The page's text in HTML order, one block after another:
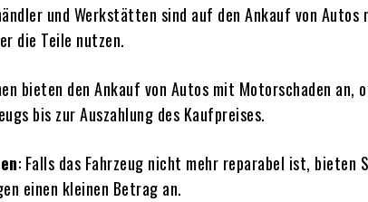
und Werkstätten sind auf den Ankauf von
die Teile nutzen.
bieten den Ankauf von Autos mit Motorschaden
bis zur Auszahlung des Kaufpreises.
: Falls das Fahrzeug nicht mehr reparabel ist,
einen kleinen Betrag an.